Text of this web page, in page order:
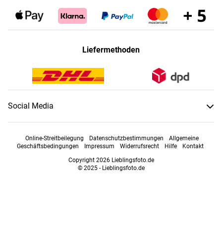
Liefermethoden
Social Media
Online-Streitbeilegung Datenschutzbestimmungen
Allgemeine
Geschäftsbedingungen
Impressum Widerrufsrecht Hilfe
Kontakt
Copyright 2026 Lieblingsfoto.de
© 2025 - Lieblingsfoto.de